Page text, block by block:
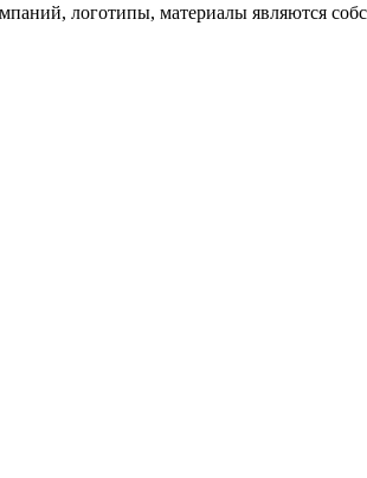
логотипы, материалы являются